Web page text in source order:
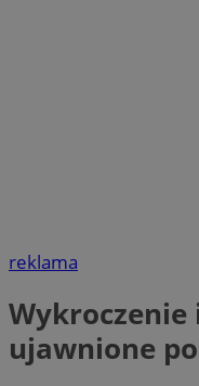
reklama
ujawnione